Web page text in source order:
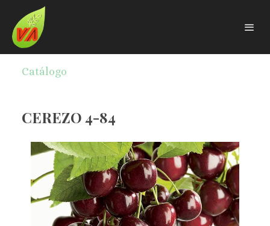
Catálogo
CEREZO 4-84